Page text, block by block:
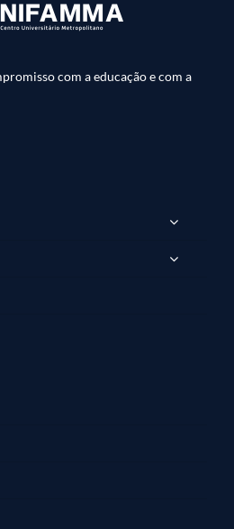
com a educação e com a